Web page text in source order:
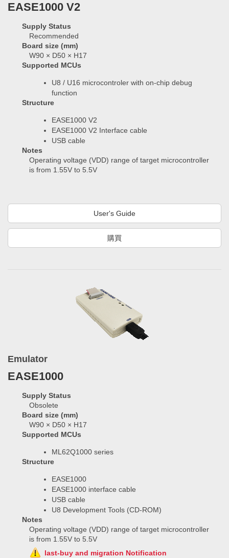
EASE1000 V2
Supply Status
Recommended
Board size (mm)
W90 × D50 × H17
Supported MCUs
U8 / U16 microcontroler with on-chip debug
function
Structure
EASE1000 V2
EASE1000 V2 Interface cable
USB cable
Notes
Operating voltage (VDD) range of target microcontroller
is from 1.55V to 5.5V
User's Guide
購買
Emulator
EASE1000
Supply Status
Obsolete
Board size (mm)
W90 × D50 × H17
Supported MCUs
ML62Q1000 series
Structure
EASE1000
EASE1000 interface cable
USB cable
U8 Development Tools (CD-ROM)
Notes
Operating voltage (VDD) range of target microcontroller
is from 1.55V to 5.5V
last-buy and migration Notification